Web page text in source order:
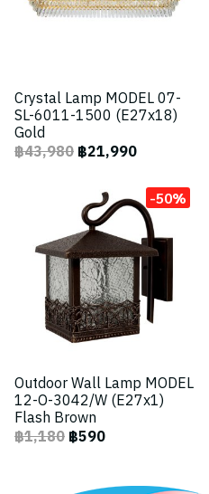
Crystal Lamp MODEL 07-
SL-6011-1500 (E27x18)
Gold
฿43,980฿21,990
-50%
Outdoor Wall Lamp MODEL
12-O-3042/W (E27x1)
Flash Brown
฿1,180฿590